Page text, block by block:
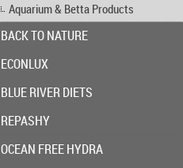
Aquarium & Betta Products
BACK TO NATURE
ECONLUX
BLUE RIVER DIETS
REPASHY
OCEAN FREE HYDRA